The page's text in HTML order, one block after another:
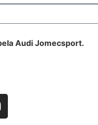
Audi Jomecsport.